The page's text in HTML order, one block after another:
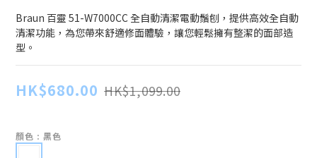
Braun 百靈 51-W7000CC 全自動清潔電動鬚刨，提供高效全自動
清潔功能，為您帶來舒適修面體驗，讓您輕鬆擁有整潔的面部造
型。
HK$680.00 HK$1,099.00
顏色 : 黑色